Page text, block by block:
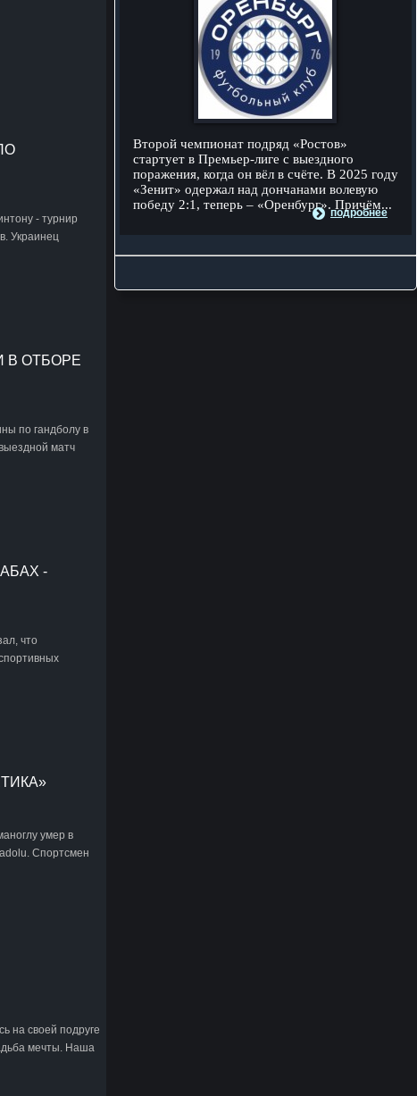
Второй чемпионат подряд «Ростов»
стартует в Премьер-лиге с выездного
поражения, когда он вёл в счёте. В 2025 году
«Зенит» одержал над дончанами волевую
победу 2:1, теперь – «Оренбург». Причём...
подробнее
- турнир
Украинец
В ОТБОРЕ
по гандболу в
матч
-
что
умер в
Спортсмен
на своей подруге
мечты. Наша